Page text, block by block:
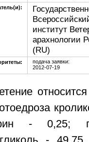
институт
арахнологии
(RU)
подача заявки:
2012-07-19
- 0,25;